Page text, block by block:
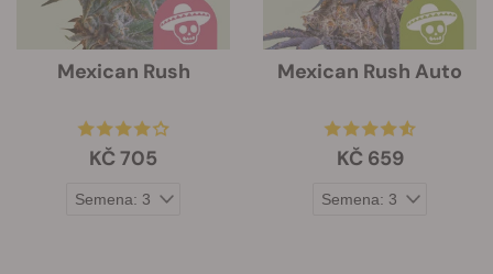
Mexican Rush
KČ 705
Mexican Rush Auto
KČ 659